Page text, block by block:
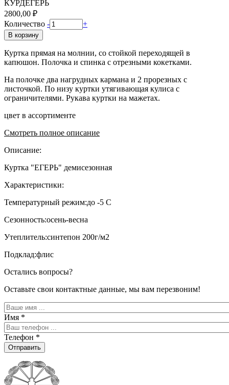
КУРДЕГЕРЬ
2800,00 ₽
Количество - +
В корзину
Куртка прямая на молнии, со стойкой переходящей в
капюшон. Полочка и спинка с отрезными кокетками.
На полочке два нагрудных кармана и 2 прорезных с
листочкой. По низу куртки утягивающая кулиса с
ограничителями. Рукава куртки на мажетах.
цвет в ассортименте
Смотреть полное описание
Описание:
Куртка "ЕГЕРЬ" демисезонная
Характеристики:
Температурный режим:до -5 С
Сезонность:осень-весна
Утеплитель:синтепон 200г/м2
Подклад:флис
Остались вопросы?
Оставьте свои контактные данные, мы вам перезвоним!
Имя *
Телефон *
Отправить